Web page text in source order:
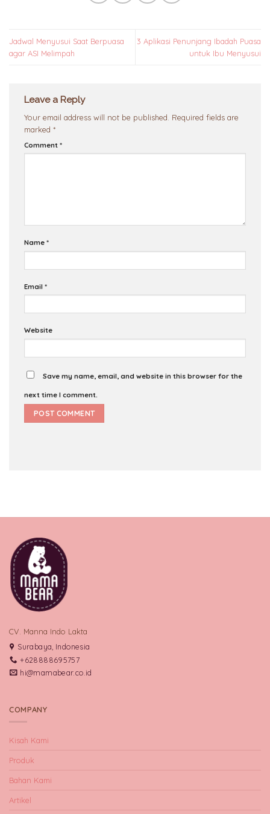
Jadwal Menyusui Saat Berpuasa
agar ASI Melimpah
3 Aplikasi Penunjang Ibadah Puasa
untuk Ibu Menyusui
Leave a Reply
Your email address will not be published. Required fields are
marked *
Comment *
Name *
Email *
Website
Save my name, email, and website in this browser for the
next time I comment.
CV. Manna Indo Lakta
Surabaya, Indonesia
+628888695757
hi@mamabear.co.id
COMPANY
Kisah Kami
Produk
Bahan Kami
Artikel